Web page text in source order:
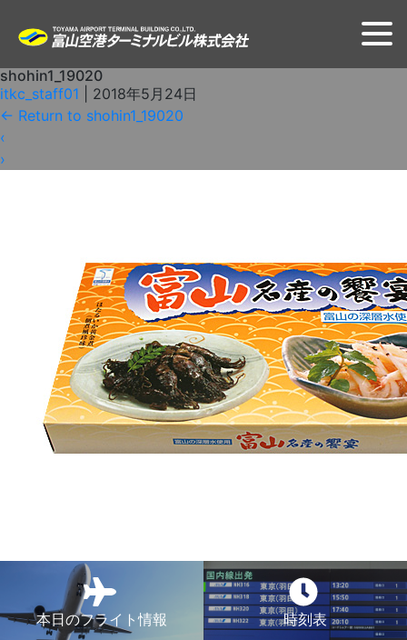
shohin1_19020
itkc_staff01
2018年5月24日
← Return to shohin1_19020
‹
›
本日のフライト情報 時刻表